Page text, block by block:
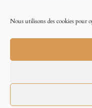
Nous utilisons des cookies pour
qui sommes-nous ?
blog
l’art de la table,